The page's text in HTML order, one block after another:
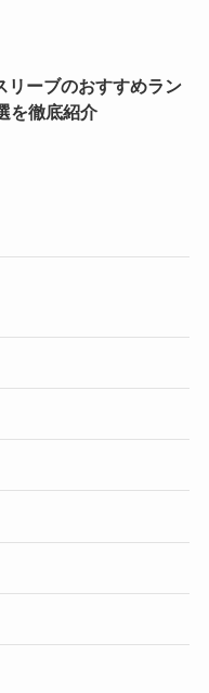
リーブのおすすめラン
を徹底紹介